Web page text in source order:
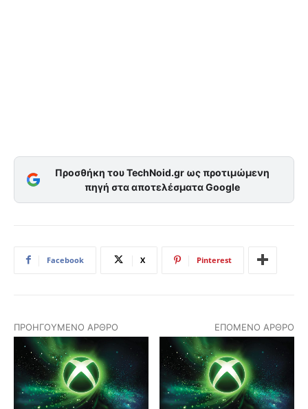
Προσθήκη του TechNoid.gr ως προτιμώμενη
πηγή στα αποτελέσματα Google
Facebook X Pinterest
ΠΡΟΗΓΟΎΜΕΝΟ ΆΡΘΡΟ ΕΠΌΜΕΝΟ ΆΡΘΡΟ